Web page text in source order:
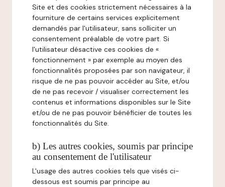
Site et des cookies strictement nécessaires à la
fourniture de certains services explicitement
demandés par l'utilisateur, sans solliciter un
consentement préalable de votre part. Si
l'utilisateur désactive ces cookies de «
fonctionnement » par exemple au moyen des
fonctionnalités proposées par son navigateur, il
risque de ne pas pouvoir accéder au Site, et/ou
de ne pas recevoir / visualiser correctement les
contenus et informations disponibles sur le Site
et/ou de ne pas pouvoir bénéficier de toutes les
fonctionnalités du Site.
b) Les autres cookies, soumis par principe
au consentement de l'utilisateur
L'usage des autres cookies tels que visés ci-
dessous est soumis par principe au